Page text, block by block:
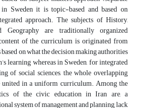
Sweden it is topic-based and based on
approach. The subjects of History,
are traditionally organized
of the curriculum is originated from
based on what the decision making authorities
learning whereas in Sweden, for integrated
of social sciences, the whole overlapping
in a uniform curriculum. Among the
of the civic education in Iran are, a
system of management and planning, lack